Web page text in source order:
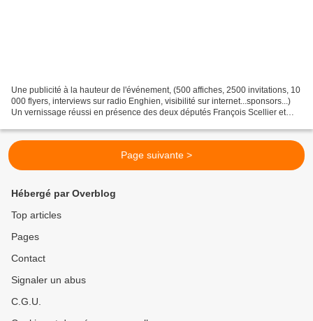
Une publicité à la hauteur de l'événement, (500 affiches, 2500 invitations, 10
000 flyers, interviews sur radio Enghien, visibilité sur internet...sponsors...)
Un vernissage réussi en présence des deux députés François Scellier et
Page suivante >
Hébergé par Overblog
Top articles
Pages
Contact
Signaler un abus
C.G.U.